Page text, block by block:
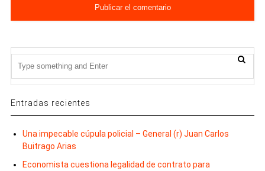
Entradas recientes
Una impecable cúpula policial – General (r) Juan Carlos
Buitrago Arias
Economista cuestiona legalidad de contrato para